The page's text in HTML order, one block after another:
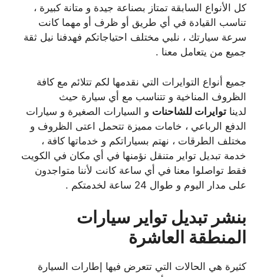
كل الأنواع السابقة تمتاز بصناعة جيدة و متانة كبيرة ،
تناسب القيادة في أي طريق أو ظرف أو مهما كانت
سرعة سيارتك ، نلبي مختلف احتياجاتكم فهدفنا نيل ثقة
جميع من يتعامل معنا .
جميع أنواع التوايرات التي نقدمها لكم تتلائم مع كافة
الظروف المناخية و تتناسب مع أي سيارة حيث
لدينا توايرات للشاحنات و السيارات الصغيرة و سيارات
الدفع الرباعي ، خامات مميزة تتحمل اعتى الظروف و
مختلف الطرقات ، نهتم بسياراتكم و خدماتها كافة ،
خدمة تبديل تواير متنقل نؤمنها في أي مكان في الكويت
فقط تواصلوا معنا في أي ساعة كانت لأننا متواجدون
على مدار اليوم و طوال 24 ساعة لخدمتكم .
بنشر تبديل تواير سيارات
المنطقة العاشرة
كثيرة هي الحالات التي تتعرض فيها إطارات السيارة